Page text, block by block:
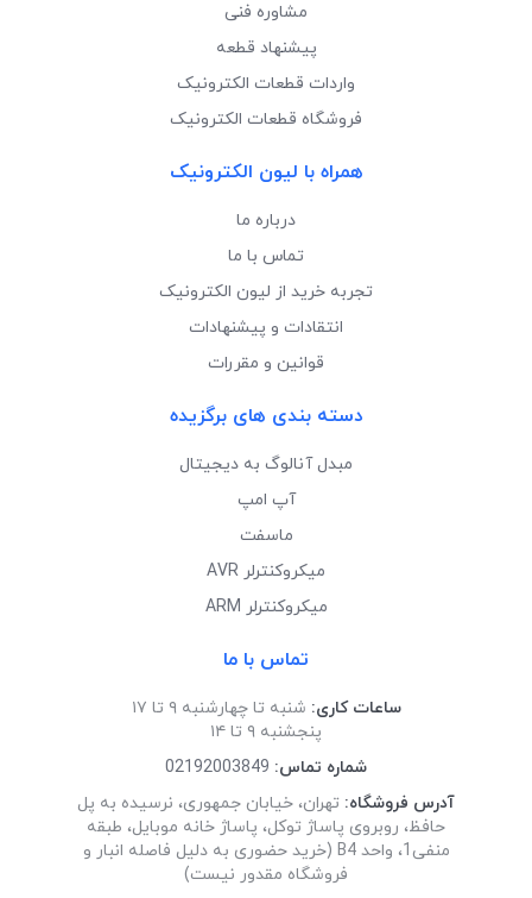
مشاوره فنی
پیشنهاد قطعه
واردات قطعات الکترونیک
فروشگاه قطعات الکترونیک
همراه با لیون الکترونیک
درباره ما
تماس با ما
تجربه خرید از لیون الکترونیک
انتقادات و پیشنهادات
قوانین و مقررات
دسته بندی های برگزیده
مبدل آنالوگ به دیجیتال
آپ امپ
ماسفت
میکروکنترلر AVR
میکروکنترلر ARM
تماس با ما
ساعات کاری: شنبه تا چهارشنبه ۹ تا ۱۷
پنجشنبه ۹ تا ۱۴
شماره تماس: 02192003849
آدرس فروشگاه: تهران، خیابان جمهوری، نرسیده به پل
حافظ، روبروی پاساژ توکل، پاساژ خانه موبایل، طبقه
منفی1، واحد B4 (خرید حضوری به دلیل فاصله انبار و
فروشگاه مقدور نیست)